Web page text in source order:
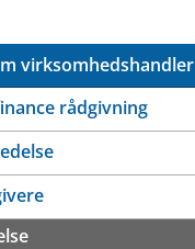
virksomhedshandler
rådgivning